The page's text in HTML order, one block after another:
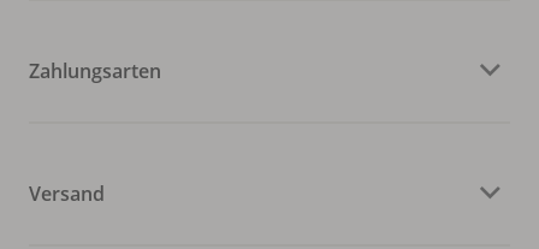
Zahlungsarten
Versand